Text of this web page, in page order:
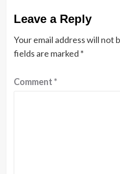
Leave a Reply
Your email address will not
fields are marked *
Comment*